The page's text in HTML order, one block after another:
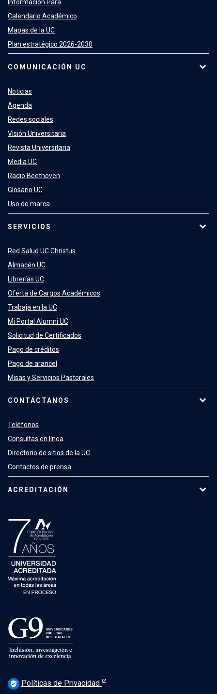
Información Para
Calendario Académico
Mapas de la UC
Plan estratégico 2026-2030
COMUNICACIÓN UC
Noticias
Agenda
Redes sociales
Visión Universitaria
Revista Universitaria
Media UC
Radio Beethoven
Glosario UC
Uso de marca
SERVICIOS
Red Salud UC Christus
Almacén UC
Librerías UC
Oferta de Cargos Académicos
Trabaja en la UC
Mi Portal Alumni UC
Solicitud de Certificados
Pago de créditos
Pago de arancel
Misas y Servicios Pastorales
CONTÁCTANOS
Teléfonos
Consultas en línea
Directorio de sitios de la UC
Contactos de prensa
ACREDITACIÓN
verified_user Políticas de Privacidad